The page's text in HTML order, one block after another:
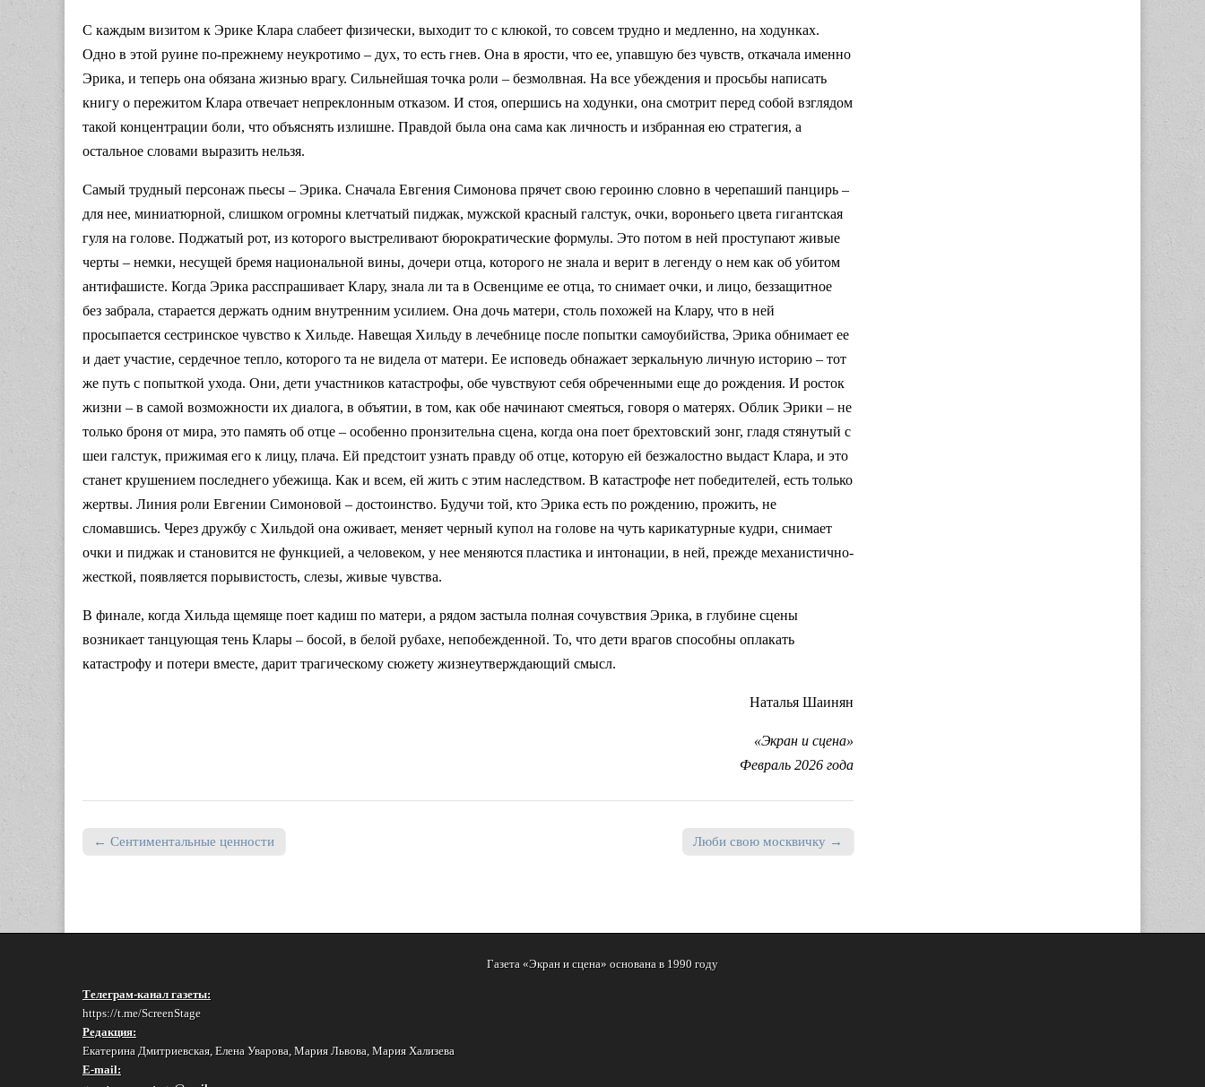
С каждым визитом к Эрике Клара слабеет физически, выходит то с клюкой, то совсем трудно и медленно, на ходунках.
Одно в этой руине по-прежнему неукротимо – дух, то есть гнев. Она в ярости, что ее, упавшую без чувств, откачала именно
Эрика, и теперь она обязана жизнью врагу. Сильнейшая точка роли – безмолвная. На все убеждения и просьбы написать
книгу о пережитом Клара отвечает непреклонным отказом. И стоя, опершись на ходунки, она смотрит перед собой взглядом
такой концентрации боли, что объяснять излишне. Правдой была она сама как личность и избранная ею стратегия, а
остальное словами выразить нельзя.
Самый трудный персонаж пьесы – Эрика. Сначала Евгения Симонова прячет свою героиню словно в черепаший панцирь –
для нее, миниатюрной, слишком огромны клетчатый пиджак, мужской красный галстук, очки, вороньего цвета гигантская
гуля на голове. Поджатый рот, из которого выстреливают бюрократические формулы. Это потом в ней проступают живые
черты – немки, несущей бремя национальной вины, дочери отца, которого не знала и верит в легенду о нем как об убитом
антифашисте. Когда Эрика расспрашивает Клару, знала ли та в Освенциме ее отца, то снимает очки, и лицо, беззащитное
без забрала, старается держать одним внутренним усилием. Она дочь матери, столь похожей на Клару, что в ней
просыпается сестринское чувство к Хильде. Навещая Хильду в лечебнице после попытки самоубийства, Эрика обнимает ее
и дает участие, сердечное тепло, которого та не видела от матери. Ее исповедь обнажает зеркальную личную историю – тот
же путь с попыткой ухода. Они, дети участников катастрофы, обе чувствуют себя обреченными еще до рождения. И росток
жизни – в самой возможности их диалога, в объятии, в том, как обе начинают смеяться, говоря о матерях. Облик Эрики – не
только броня от мира, это память об отце – особенно пронзительна сцена, когда она поет брехтовский зонг, гладя стянутый с
шеи галстук, прижимая его к лицу, плача. Ей предстоит узнать правду об отце, которую ей безжалостно выдаст Клара, и это
станет крушением последнего убежища. Как и всем, ей жить с этим наследством. В катастрофе нет победителей, есть только
жертвы. Линия роли Евгении Симоновой – достоинство. Будучи той, кто Эрика есть по рождению, прожить, не
сломавшись. Через дружбу с Хильдой она оживает, меняет черный купол на голове на чуть карикатурные кудри, снимает
очки и пиджак и становится не функцией, а человеком, у нее меняются пластика и интонации, в ней, прежде механистично-
жесткой, появляется порывистость, слезы, живые чувства.
В финале, когда Хильда щемяще поет кадиш по матери, а рядом застыла полная сочувствия Эрика, в глубине сцены
возникает танцующая тень Клары – босой, в белой рубахе, непобежденной. То, что дети врагов способны оплакать
катастрофу и потери вместе, дарит трагическому сюжету жизнеутверждающий смысл.
Наталья Шаинян
«Экран и сцена»
Февраль 2026 года
← Сентиментальные ценности Люби свою москвичку →
Газета «Экран и сцена» основана в 1990 году
Телеграм-канал газеты:
https://t.me/ScreenStage
Редакция:
Екатерина Дмитриевская, Елена Уварова, Мария Львова, Мария Хализева
E-mail: